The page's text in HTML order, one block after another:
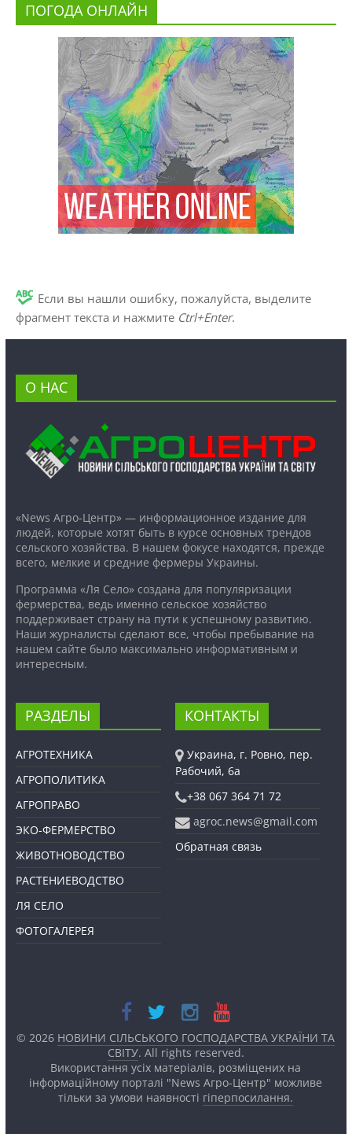
ПОГОДА ОНЛАЙН
Если вы нашли ошибку, пожалуйста, выделите
фрагмент текста и нажмите Ctrl+Enter.
О НАС
«News Агро-Центр» — информационное издание для
людей, которые хотят быть в курсе основных трендов
сельского хозяйства. В нашем фокусе находятся, прежде
всего, мелкие и средние фермеры Украины.
Программа «Ля Село» создана для популяризации
фермерства, ведь именно сельское хозяйство
поддерживает страну на пути к успешному развитию.
Наши журналисты сделают все, чтобы пребывание на
нашем сайте было максимально информативным и
интересным.
РАЗДЕЛЫ
АГРОТЕХНИКА
АГРОПОЛИТИКА
АГРОПРАВО
ЭКО-ФЕРМЕРСТВО
ЖИВОТНОВОДСТВО
РАСТЕНИЕВОДСТВО
ЛЯ СЕЛО
ФОТОГАЛЕРЕЯ
КОНТАКТЫ
Украина, г. Ровно, пер.
Рабочий, 6а
+38 067 364 71 72
agroc.news@gmail.com
Обратная связь
© 2026 НОВИНИ СІЛЬСЬКОГО ГОСПОДАРСТВА УКРАЇНИ ТА
СВІТУ. All rights reserved.
Використання усіх матеріалів, розміщених на
інформаційному порталі "News Агро-Центр" можливе
тільки за умови наявності гіперпосилання.